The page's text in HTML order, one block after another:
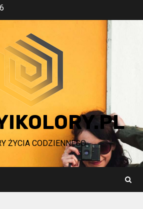
ŻYCIA CODZIENNEGO